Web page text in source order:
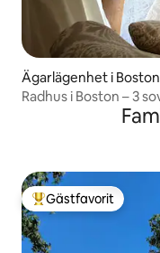
Ägarlägenhet i Boston
Radhus i Boston – 3
Populär gästfavorit
Gästfavorit